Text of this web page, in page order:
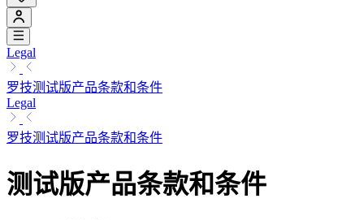
Legal
罗技测试版产品条款和条件
Legal
罗技测试版产品条款和条件
测试版产品条款和条件